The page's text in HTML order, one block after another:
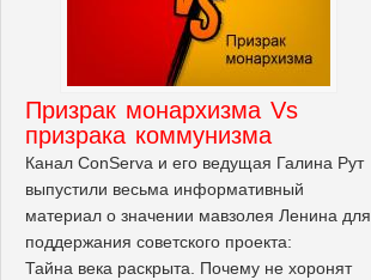
Призрак монархизма Vs
призрака коммунизма
Канал ConServa и его ведущая Галина Рут
выпустили весьма информативный
материал о значении мавзолея Ленина для
поддержания советского проекта:
Тайна века раскрыта. Почему не хоронят